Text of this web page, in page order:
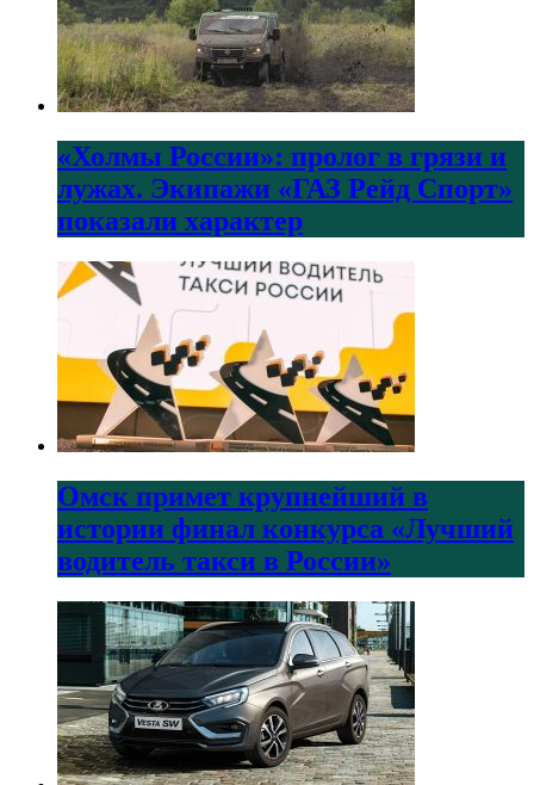
«Холмы России»: пролог в грязи и
лужах. Экипажи «ГАЗ Рейд Спорт»
показали характер
Омск примет крупнейший в
истории финал конкурса «Лучший
водитель такси в России»